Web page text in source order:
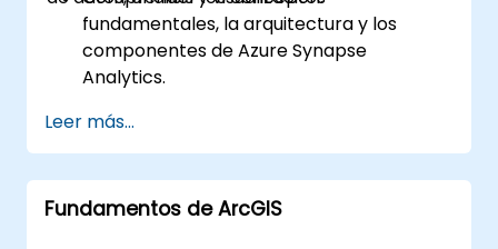
fundamentales, la arquitectura y los
componentes de Azure Synapse
Analytics.
almacenes de datos escalables utilizando
Azure Synapse.
Dominar las técnicas para la ingestión,
transformación y carga de datos (ETL)
Leer más...
Fundamentos de ArcGIS